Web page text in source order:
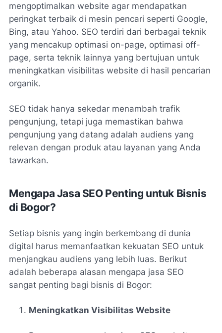
mengoptimalkan website agar mendapatkan
peringkat terbaik di mesin pencari seperti Google,
Bing, atau Yahoo. SEO terdiri dari berbagai teknik
yang mencakup optimasi on-page, optimasi off-
page, serta teknik lainnya yang bertujuan untuk
meningkatkan visibilitas website di hasil pencarian
organik.
SEO tidak hanya sekedar menambah trafik
pengunjung, tetapi juga memastikan bahwa
pengunjung yang datang adalah audiens yang
relevan dengan produk atau layanan yang Anda
tawarkan.
Mengapa Jasa SEO Penting untuk Bisnis
di Bogor?
Setiap bisnis yang ingin berkembang di dunia
digital harus memanfaatkan kekuatan SEO untuk
menjangkau audiens yang lebih luas. Berikut
adalah beberapa alasan mengapa jasa SEO
sangat penting bagi bisnis di Bogor:
Meningkatkan Visibilitas Website